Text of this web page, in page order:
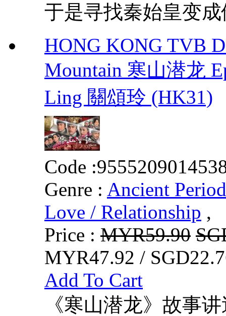
于是寻找秦始皇变
HONG KONG TVB
Mountain 寒山潜龙
Ling 關頌玲 (HK31)
Code :
Genre : Ancient Period
Love / Relationship ,
Price : MYR59.90
MYR47.92 /
Add To Cart
《寒山潜龙》故事